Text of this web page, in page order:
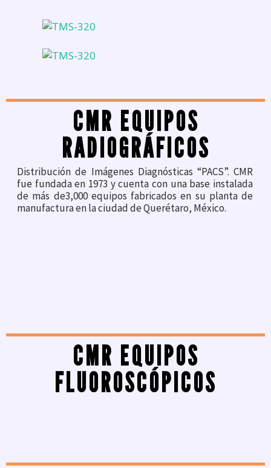
CMR EQUIPOS
RADIOGRÁFICOS
Distribución de Imágenes Diagnósticas “PACS”. CMR
fue fundada en 1973 y cuenta con una base instalada
de más de3,000 equipos fabricados en su planta de
manufactura en la ciudad de Querétaro, México.
CMR EQUIPOS
FLUOROSCÓPICOS